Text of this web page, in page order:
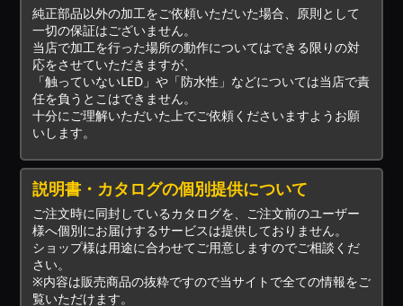
純正部品以外の加工をご依頼いただいた場合、原則として
一切の保証はございません。
当店で加工を行った場所の動作についてはできる限りの対
応をさせていただきますが、
「触っていないLED」や「防水性」などについては当店で責
任を負うとこはできません。
十分にご理解いただいた上でご依頼くださいますようお願
いします。
説明書・カタログの個別提供について
ご注文時に同封しているカタログを、ご注文前のユーザー
様へ個別にお届けするサービスは提供しておりません。
ショップ様は用途に合わせてご用意しますのでご相談くだ
さい。
※内容は販売商品の抜粋ですので当サイトで全ての情報をご
覧いただけます。